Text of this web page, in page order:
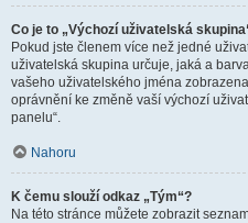
Co je to „Výchozí uživatelská
Pokud jste členem více než jedné
uživatelská skupina určuje, jaká a
vašeho uživatelského jména
oprávnění ke změně vaší výchozí
panelu“.
Nahoru
K čemu slouží odkaz „Tým“?
Na této stránce můžete zobrazit